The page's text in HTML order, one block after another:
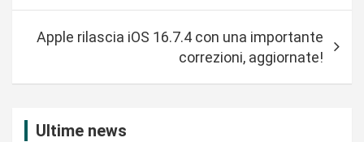
a
Apple rilascia iOS 16.7.4 con una importante
correzioni, aggiornate!
Ultime news